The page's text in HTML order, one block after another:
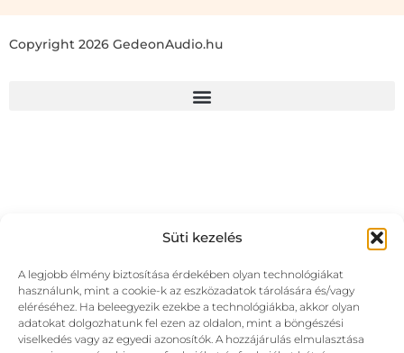
Süti kezelés
A legjobb élmény biztosítása érdekében olyan technológiákat
használunk, mint a cookie-k az eszközadatok tárolására és/vagy
eléréséhez. Ha beleegyezik ezekbe a technológiákba, akkor olyan
adatokat dolgozhatunk fel ezen az oldalon, mint a böngészési
viselkedés vagy az egyedi azonosítók. A hozzájárulás elmulasztása
Copyright 2026 GedeonAudio.hu